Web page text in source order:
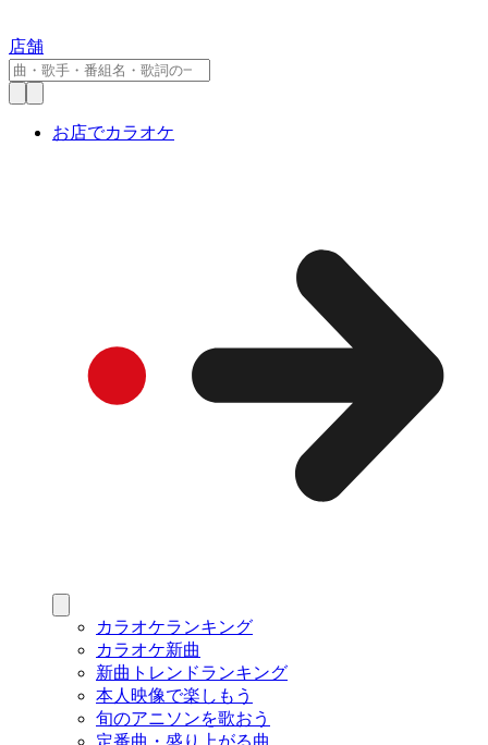
店舗
お店でカラオケ
カラオケランキング
カラオケ新曲
新曲トレンドランキング
本人映像で楽しもう
旬のアニソンを歌おう
定番曲・盛り上がる曲